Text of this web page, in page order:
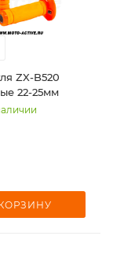
ZX-B520
22-25мм